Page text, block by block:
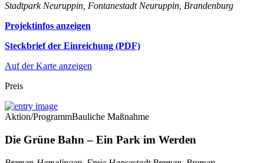
Stadtpark Neuruppin, Fontanestadt Neuruppin, Brandenburg
Projektinfos anzeigen
Steckbrief der Einreichung (PDF)
Auf der Karte anzeigen
Preis
Aktion/ProgrammBauliche Maßnahme
Die Grüne Bahn – Ein Park im Werden